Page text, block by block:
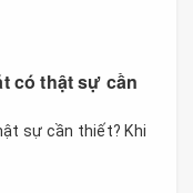
có thật sự cần
sự cần thiết? Khi